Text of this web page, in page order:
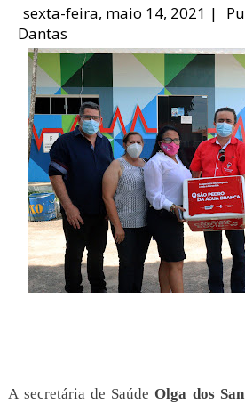
sexta-feira, maio 14, 2021 |
Dantas
A secretária de SaúdeOlga dos